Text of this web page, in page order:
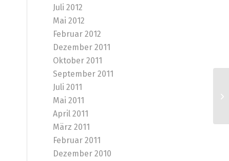
Juli 2012
Mai 2012
Februar 2012
Dezember 2011
Oktober 2011
September 2011
Juli 2011
Mai 2011
April 2011
März 2011
Februar 2011
Dezember 2010